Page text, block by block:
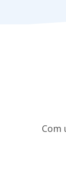
Com